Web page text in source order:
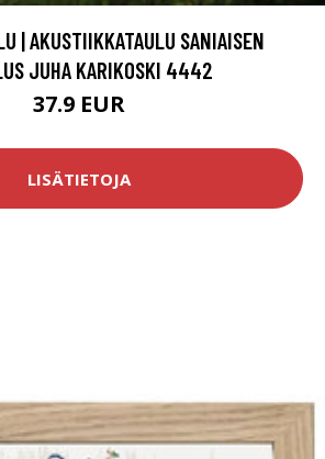
| AKUSTIIKKATAULU SANIAISEN
JUHA KARIKOSKI 4442
37.9 EUR
LISÄTIETOJA